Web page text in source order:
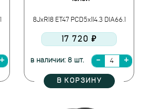
8JxR18 ET47 PCD5x114.3 DIA66.1
17 720 ₽
в наличии: 8 шт.
В КОРЗИНУ